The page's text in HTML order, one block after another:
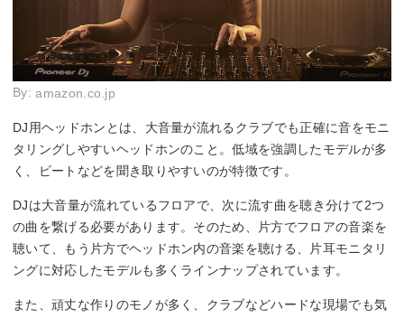
By:amazon.co.jp
DJ用ヘッドホンとは、大音量が流れるクラブでも正確に音をモニ
タリングしやすいヘッドホンのこと。低域を強調したモデルが多
く、ビートなどを聞き取りやすいのが特徴です。
DJは大音量が流れているフロアで、次に流す曲を聴き分けて2つ
の曲を繋げる必要があります。そのため、片方でフロアの音楽を
聴いて、もう片方でヘッドホン内の音楽を聴ける、片耳モニタリ
ングに対応したモデルも多くラインナップされています。
また、頑丈な作りのモノが多く、クラブなどハードな現場でも気